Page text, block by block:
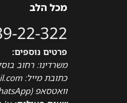
מכל הלב
22-322
פרטים נוספים:
משרדינו: רחוב בוסל 1 חולון
כתובת מייל: m4aisrael@gmail.com
וואטסאפ (WhatsApp) - 058-6057111